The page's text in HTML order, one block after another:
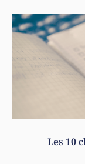
Les 10